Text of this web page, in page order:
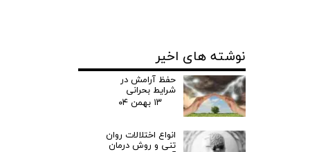
نوشته های اخیر
حفظ آرامش در
شرایط بحرانی
۱۳ بهمن ۰۴
انواع اختلالات روان
تنی و روش درمان